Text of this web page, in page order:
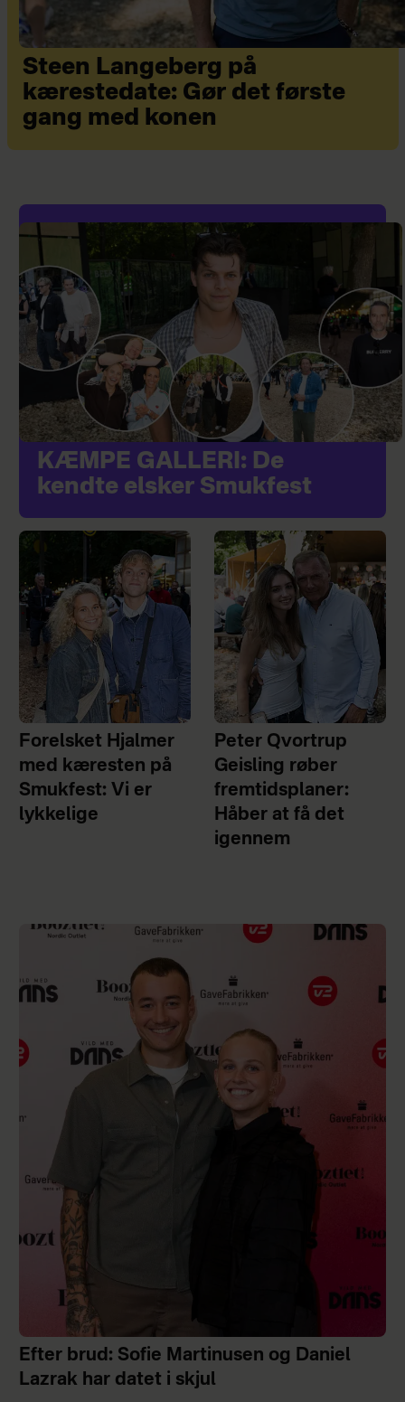
Steen Langeberg på
kærestedate: Gør det første
gang med konen
KÆMPE GALLERI: De
kendte elsker Smukfest
Forelsket Hjalmer
med kæresten på
Smukfest: Vi er
lykkelige
Peter Qvortrup
Geisling røber
fremtidsplaner:
Håber at få det
igennem
Efter brud: Sofie Martinusen og Daniel
Lazrak har datet i skjul